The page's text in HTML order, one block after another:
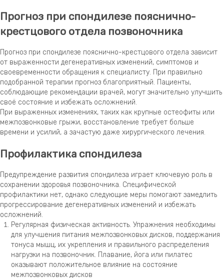
Прогноз при спондилезе пояснично-
крестцового отдела позвоночника
Прогноз при спондилезе пояснично-крестцового отдела зависит
от выраженности дегенеративных изменений, симптомов и
своевременности обращения к специалисту. При правильно
подобранной терапии прогноз благоприятный. Пациенты,
соблюдающие рекомендации врачей, могут значительно улучшить
своё состояние и избежать осложнений.
При выраженных изменениях, таких как крупные остеофиты или
межпозвонковые грыжи, восстановление требует больше
времени и усилий, а зачастую даже хирургического лечения.
Профилактика спондилеза
Предупреждение развития спондилеза играет ключевую роль в
сохранении здоровья позвоночника. Специфической
профилактики нет, однако следующие меры помогают замедлить
прогрессирование дегенеративных изменений и избежать
осложнений.
Регулярная физическая активность. Упражнения необходимы
для улучшения питания межпозвонковых дисков, поддержания
тонуса мышц, их укрепления и правильного распределения
нагрузки на позвоночник. Плавание, йога или пилатес
оказывают положительное влияние на состояние
межпозвонковых дисков